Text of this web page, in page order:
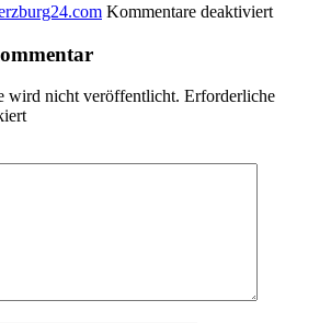
Kommentare deaktiviertfür
wird nicht veröffentlicht. Erforderliche